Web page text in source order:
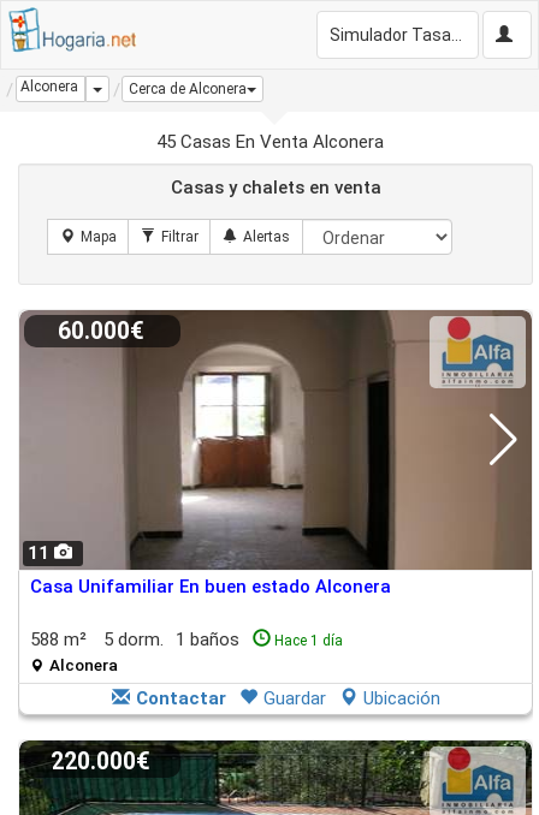
Alconera Dropdown
Cerca de Alconera
45 Casas En Venta Alconera
Casas y chalets en venta
11
60.000€
Casa Unifamiliar En buen estado Alconera
588 m² 5 dorm. 1 baños Hace 1 día
Alconera
Contactar Guardar Ubicación
220.000€